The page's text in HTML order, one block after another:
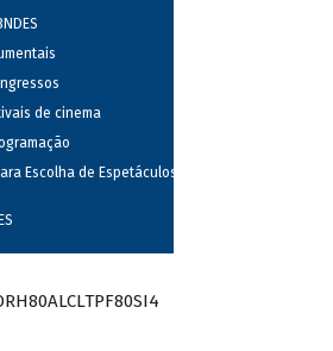
de cinema
Escolha de Espetáculos